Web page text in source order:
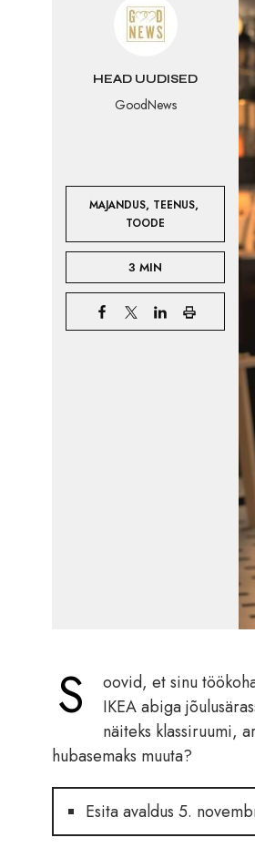
HEAD UUDISED
GoodNews
MAJANDUS, TEENUS,
TOODE
3 MIN
S
oovid, et sinu
IKEA abiga
näiteks klassiruumi,
hubasemaks muuta?
Esita avaldus 5.